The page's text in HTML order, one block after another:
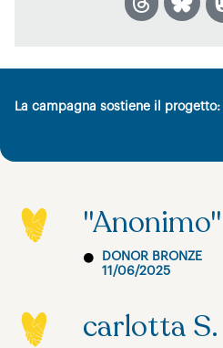
La campagna sostiene il progetto:
"Anonimo"
DONOR BRONZE
11/06/2025
carlotta S.